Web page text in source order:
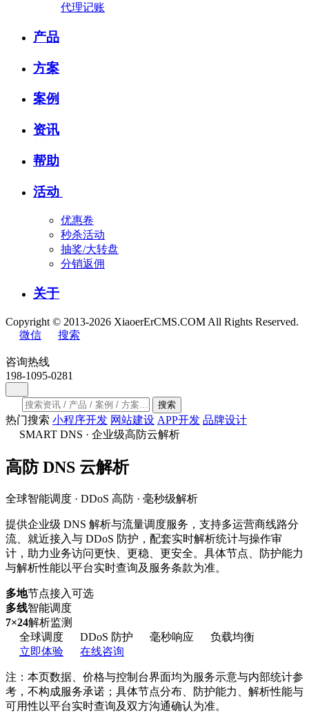
代理记账
产品
方案
案例
资讯
帮助
活动
优惠卷
秒杀活动
抽奖/大转盘
分销返佣
关于
Copyright © 2013-2026 XiaoerErCMS.COM All Rights Reserved.
微信
搜索
咨询热线
198-1095-0281
搜索
热门搜索 小程序开发 网站建设 APP开发 品牌设计
SMART DNS · 企业级高防云解析
高防DNS 云解析
全球智能调度 · DDoS 高防 · 毫秒级解析
提供企业级 DNS 解析与流量调度服务，支持多运营商线路分
流、就近接入与 DDoS 防护，配套实时解析统计与操作审
计，助力业务访问更快、更稳、更安全。具体节点、防护能力
与解析性能以平台实时查询及服务条款为准。
多地节点接入可选
多线智能调度
7×24解析监测
全球调度
DDoS 防护 毫秒响应
负载均衡
立即体验
在线咨询
注：本页数据、价格与控制台界面均为服务示意与内部统计参
考，不构成服务承诺；具体节点分布、防护能力、解析性能与
可用性以平台实时查询及双方沟通确认为准。